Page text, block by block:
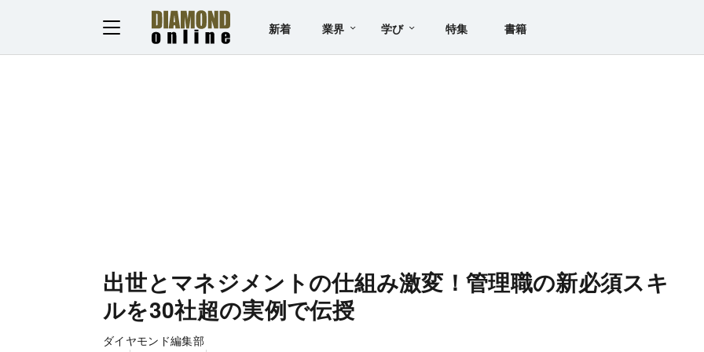
新着 業界 学び 特集 書籍
出世とマネジメントの仕組み激変！管理職の新必須スキ
ルを30社超の実例で伝授
ダイヤモンド編集部